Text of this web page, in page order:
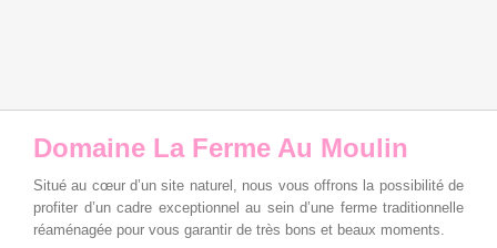
Domaine La Ferme Au Moulin
Situé au cœur d’un site naturel, nous vous offrons la possibilité de
profiter d’un cadre exceptionnel au sein d’une ferme traditionnelle
réaménagée pour vous garantir de très bons et beaux moments.